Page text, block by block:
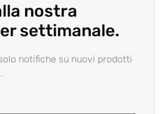
nostra
settimanale.
notifiche su nuovi prodotti